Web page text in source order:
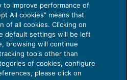
2024
to improve performance of
All cookies” means that
of all cookies. Clicking on
default settings will be left
browsing will continue
tools other than
of cookies, configure
please click on